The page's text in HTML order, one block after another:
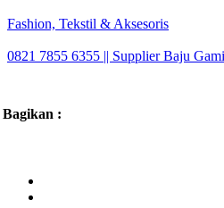
Fashion, Tekstil & Aksesoris
0821 7855 6355 || Supplier Baju
Bagikan :